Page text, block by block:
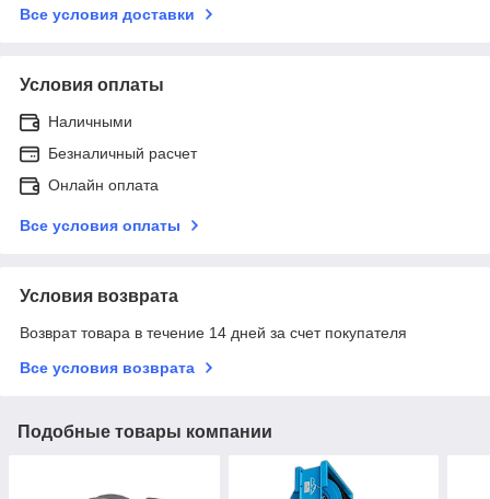
Все условия доставки
Условия оплаты
Наличными
Безналичный расчет
Онлайн оплата
Все условия оплаты
Условия возврата
Возврат товара в течение 14 дней за счет покупателя
Все условия возврата
Подобные товары компании